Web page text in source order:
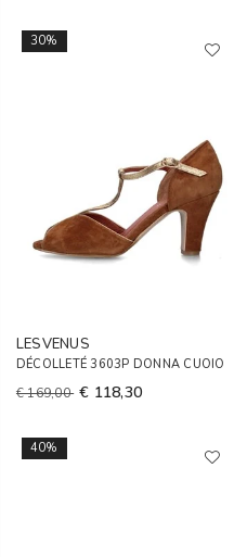
30%
LESVENUS
DÉCOLLETÉ 3603P DONNA CUOIO
€ 169,00 € 118,30
40%